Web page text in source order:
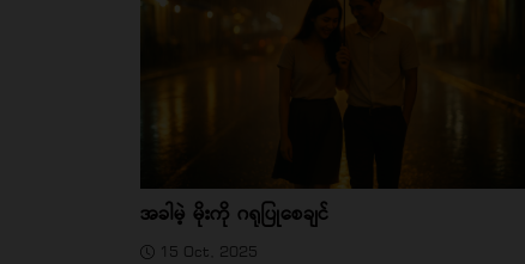
အခါမဲ့ မိုးကို ဂရုပြုစေချင်
15 Oct, 2025